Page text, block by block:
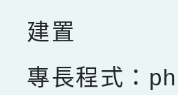
建置
專長程式：